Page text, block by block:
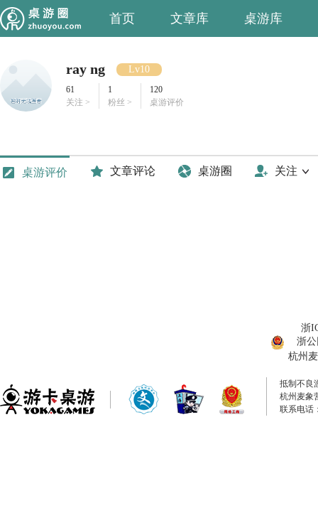
首页 文章库 桌游库
ray ng Lv10
61
关注 >
1
粉丝 >
120
桌游评价
桌游评价 文章评论 桌游圈 关注
浙
浙公
杭州
抵制不良
杭州麦象
联系电话